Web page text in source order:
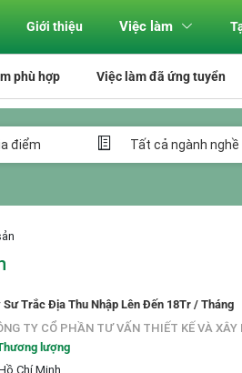
Giới thiệu Việc làm
phù hợp Việc làm đã ứng tuyển
Sư Trắc Địa Thu Nhập Lên Đến 18Tr / Tháng
TY CỔ PHẦN TƯ VẤN THIẾT KẾ VÀ XÂY
lượng
Chí Minh